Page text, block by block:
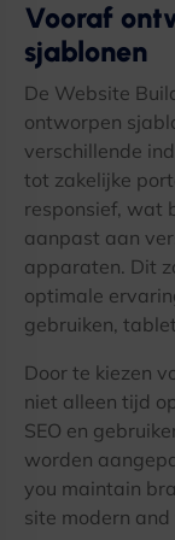
Vooraf
sjablonen
De Website
ontworpen
verschillende
tot zakelijke
responsief, wat
aanpast aan
apparaten. Dit
optimale
gebruiken,
Door te kiezen
niet alleen tijd
SEO en
worden
you maintain
site modern